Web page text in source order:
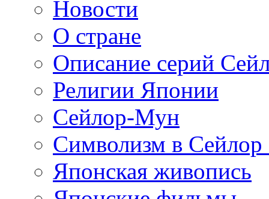
Новости
О стране
Описание серий
Религии Японии
Сейлор-Мун
Символизм в
Японская живопись